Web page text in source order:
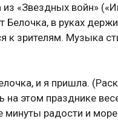
из «Звездных войн»
в руках
к зрителям. Музыка
и я пришла.
на этом празднике
радости и